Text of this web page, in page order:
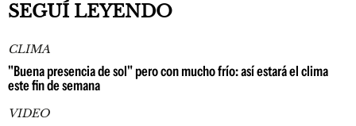
SEGUÍ LEYENDO
CLIMA
"Buena presencia de sol" pero con mucho frío: así estará el clima
este fin de semana
VIDEO